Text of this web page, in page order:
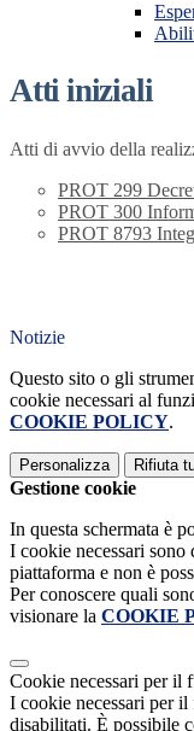
Atti iniziali
Atti di avvio della
PROT 299
PROT 300
PROT 8793
Notizie
Questo sito o gli
cookie necessari al
COOKIE POLICY.
Personalizza Rifiuta
Gestione cookie
In questa schermata è
I cookie necessari
piattaforma e non è
Per conoscere quali
visionare la COOKIE
Cookie necessari per il
I cookie necessari per il
disabilitati. È possibile